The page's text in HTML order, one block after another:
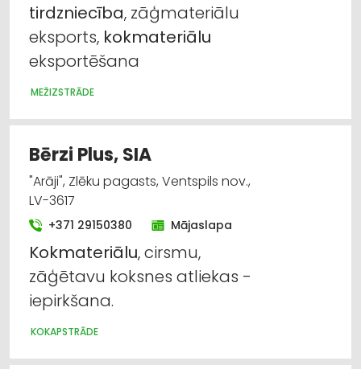
tirdzniecība, zāģmateriālu
eksports, kokmateriālu
eksportēšana
MEŽIZSTRĀDE
Bērzi Plus, SIA
"Arāji", Zlēku pagasts, Ventspils nov.,
LV-3617
+371 29150380 Mājaslapa
Kokmateriālu, cirsmu,
zāģētavu koksnes atliekas -
iepirkšana.
KOKAPSTRĀDE